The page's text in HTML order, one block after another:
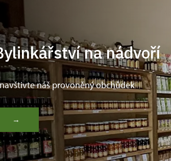
na nádvoří
náš provoněný obchůdek
→